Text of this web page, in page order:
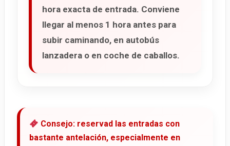
hora exacta de entrada. Conviene
llegar al menos 1 hora antes para
subir caminando, en autobús
lanzadera o en coche de caballos.
Consejo: reservad las entradas con
bastante antelación, especialmente en